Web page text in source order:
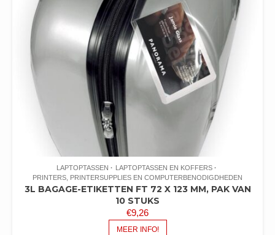
LAPTOPTASSEN
LAPTOPTASSEN EN KOFFERS
PRINTERS, PRINTERSUPPLIES EN COMPUTERBENODIGDHEDEN
3L BAGAGE-ETIKETTEN FT 72 X 123 MM, PAK VAN
10 STUKS
€9,26
MEER INFO!